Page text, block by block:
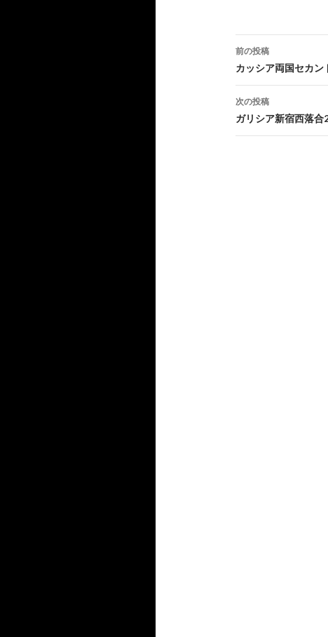
投
稿
ナ
ビ
ゲ
前の投稿
カッシア両国セカン
次の投稿
ガリシア新宿西落